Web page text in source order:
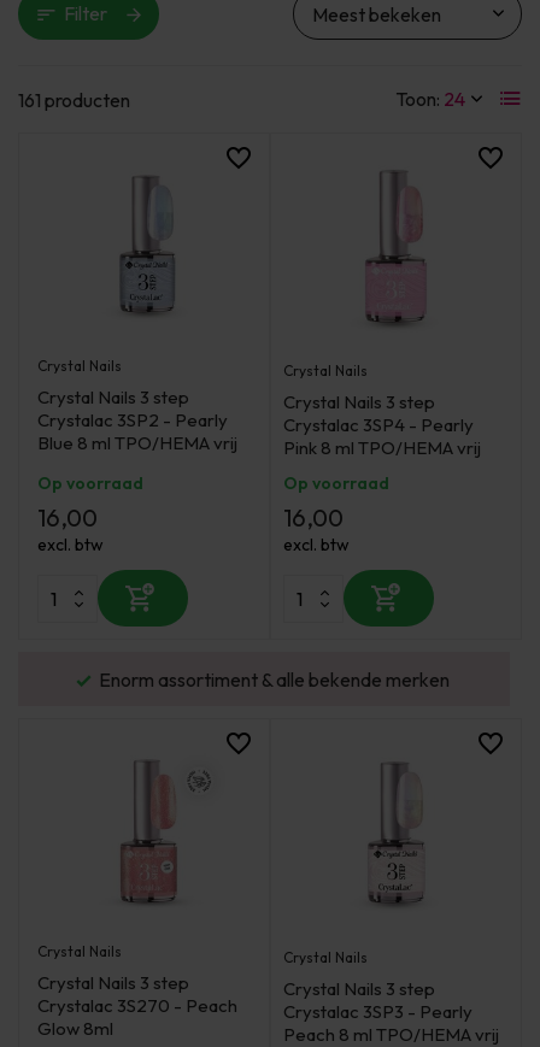
Filter
161 producten Toon:
Crystal Nails
Crystal Nails 3 step
Crystalac 3SP2 - Pearly
Blue 8 ml TPO/HEMA vrij
Op voorraad
16,00
excl. btw
Crystal Nails
Crystal Nails 3 step
Crystalac 3SP4 - Pearly
Pink 8 ml TPO/HEMA vrij
Op voorraad
16,00
excl. btw
Enorm assortiment & alle bekende merken
Crystal Nails
Crystal Nails 3 step
Crystalac 3S270 - Peach
Glow 8ml
Crystal Nails
Crystal Nails 3 step
Crystalac 3SP3 - Pearly
Peach 8 ml TPO/HEMA vrij